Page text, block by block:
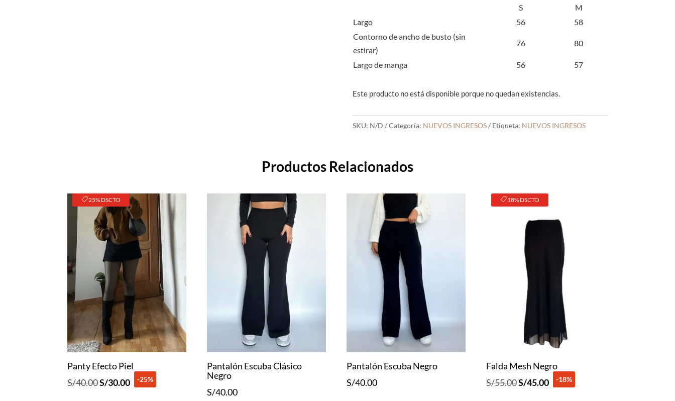
S
M
Largo
56
58
Contorno de ancho de busto (sin
estirar)
76 80
Largo de manga 56 57
Este producto no está disponible porque no quedan existencias.
SKU: N/D Categoría: NUEVOS INGRESOS Etiqueta: NUEVOS INGRESOS
Productos Relacionados
25% DSCTO
Panty Efecto Piel
S/40.00El
S/30.00El-25%
Pantalón Escuba Clásico
Negro
S/40.00
Pantalón Escuba Negro
S/40.00
18% DSCTO
Falda Mesh Negro
S/55.00El
S/45.00El-18%